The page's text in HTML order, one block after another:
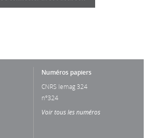
Numéros papiers
CNRS lemag 324
n°324
Voir tous les numéros